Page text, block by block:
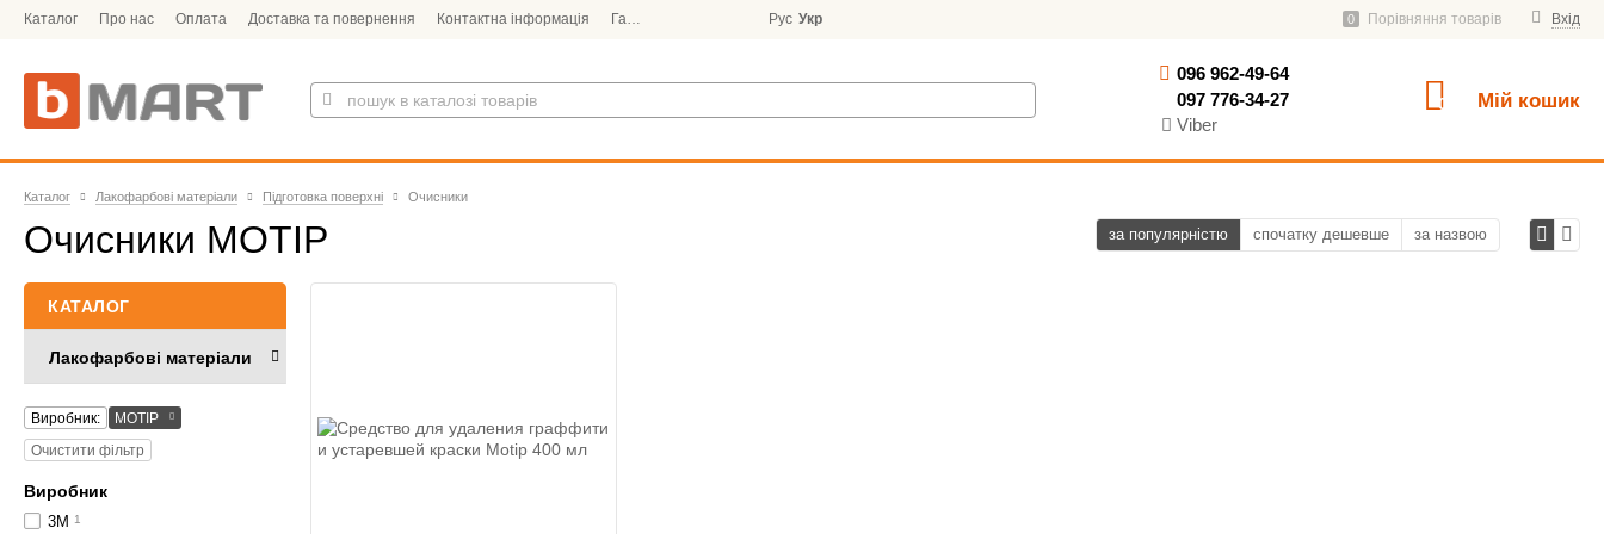
Каталог Про нас Оплата Доставка та повернення Контактна інформація Гарантія Вхід
0 Порівняння товарів
Рус Укр
096 962-49-64
097 776-34-27
Viber
0 Мій кошик
Каталог Лакофарбові матеріали Підготовка поверхні Очисники
Очисники MOTIP за популярністю спочатку дешевше за назвою
КАТАЛОГ
Лакофарбові матеріали
Виробник:
MOTIP
Очистити фільтр
Виробник
3M 1